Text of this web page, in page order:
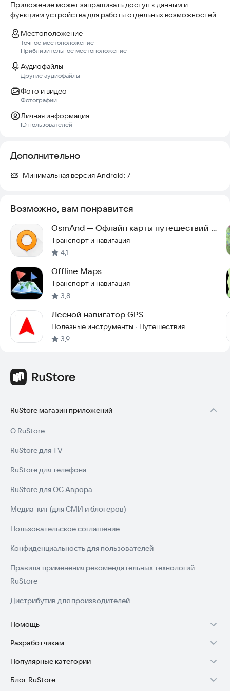
Приложение может запрашивать доступ к данным и
функциям устройства для работы отдельных возможностей
Местоположение
Точное местоположение
Приблизительное местоположение
Аудиофайлы
Другие аудиофайлы
Фото и видео
Фотографии
Личная информация
ID пользователей
Дополнительно
Минимальная версия Android:7
Возможно, вам понравится
OsmAnd — Офлайн карты путешествий и
навигация
Транспорт и навигация
4,1
Offline Maps
Транспорт и навигация
3,8
Лесной навигатор GPS
Полезные инструменты · Путешествия
3,9
RuStore магазин приложений
О RuStore
RuStore для TV
RuStore для телефона
RuStore для ОС Аврора
Медиа-кит (для СМИ и блогеров)
Пользовательское соглашение
Конфиденциальность для пользователей
Правила применения рекомендательных технологий
RuStore
Дистрибутив для производителей
Помощь
Установка RuStore на TV
Установка RuStore на телефон
Установка RuStore в машину
Разработчикам
Зарабатывать с RuStore
Стать разработчиком
Популярные категории
Игры для Android
Блог RuStore